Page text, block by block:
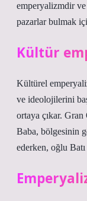
emperyalizmdir
pazarlar bulmak
Kültür
Kültürel
ve ideolojilerini
ortaya çıkar.
Baba, bölgesinin
ederken, oğlu